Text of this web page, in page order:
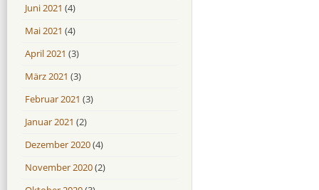
Juni 2021 (4)
Mai 2021 (4)
April 2021 (3)
März 2021 (3)
Februar 2021 (3)
Januar 2021 (2)
Dezember 2020(4)
November 2020(2)